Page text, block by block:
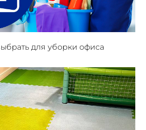
для уборки офиса